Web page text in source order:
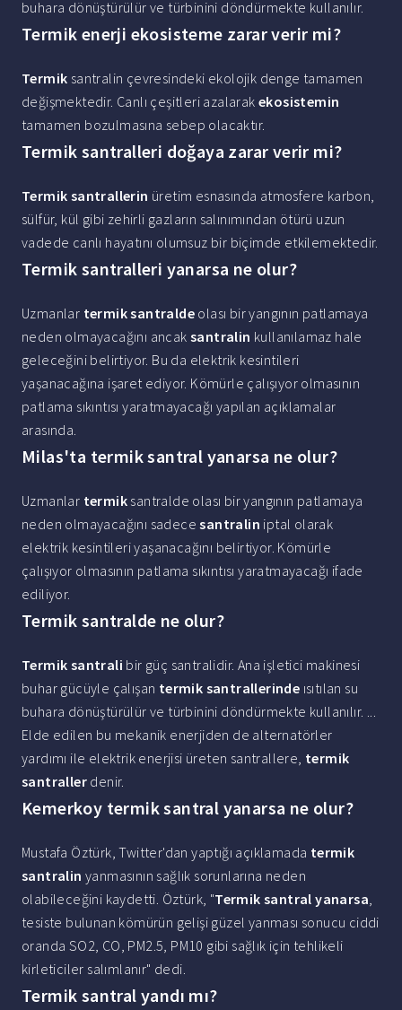
buhara dönüştürülür ve türbinini döndürmekte kullanılır.
Termik enerji ekosisteme zarar verir mi?
Termik santralin çevresindeki ekolojik denge tamamen
değişmektedir. Canlı çeşitleri azalarak ekosistemin
tamamen bozulmasına sebep olacaktır.
Termik santralleri doğaya zarar verir mi?
Termik santrallerin üretim esnasında atmosfere karbon,
sülfür, kül gibi zehirli gazların salınımından ötürü uzun
vadede canlı hayatını olumsuz bir biçimde etkilemektedir.
Termik santralleri yanarsa ne olur?
Uzmanlar termik santralde olası bir yangının patlamaya
neden olmayacağını ancaksantralin kullanılamaz hale
geleceğini belirtiyor. Bu da elektrik kesintileri
yaşanacağına işaret ediyor. Kömürle çalışıyor olmasının
patlama sıkıntısı yaratmayacağı yapılan açıklamalar
arasında.
Milas'ta termik santral yanarsa ne olur?
Uzmanlar termik santralde olası bir yangının patlamaya
neden olmayacağını sadecesantralin iptal olarak
elektrik kesintileri yaşanacağını belirtiyor. Kömürle
çalışıyor olmasının patlama sıkıntısı yaratmayacağı ifade
ediliyor.
Termik santralde ne olur?
Termik santrali bir güç santralidir. Ana işletici makinesi
buhar gücüyle çalışan termik santrallerinde ısıtılan su
buhara dönüştürülür ve türbinini döndürmekte kullanılır. ...
Elde edilen bu mekanik enerjiden de alternatörler
yardımı ile elektrik enerjisi üreten santrallere, termik
santraller denir.
Kemerkoy termik santral yanarsa ne olur?
Mustafa Öztürk, Twitter'dan yaptığı açıklamada termik
santralin yanmasının sağlık sorunlarına neden
olabileceğini kaydetti. Öztürk, "Termik santral yanarsa,
tesiste bulunan kömürün gelişi güzel yanması sonucu ciddi
oranda SO2, CO, PM2.5, PM10 gibi sağlık için tehlikeli
kirleticiler salımlanır" dedi.
Termik santral yandı mı?